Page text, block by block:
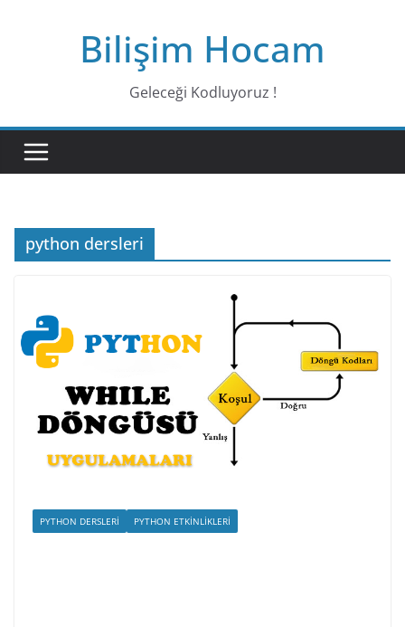
Bilişim Hocam
Geleceği Kodluyoruz !
python dersleri
PYTHON DERSLERI PYTHON ETKINLIKLERI